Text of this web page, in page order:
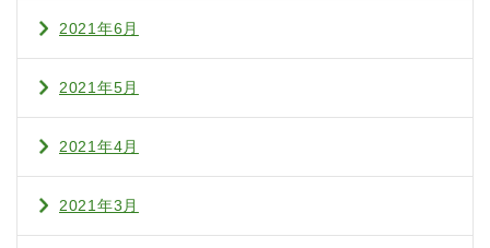
2021年6月
2021年5月
2021年4月
2021年3月